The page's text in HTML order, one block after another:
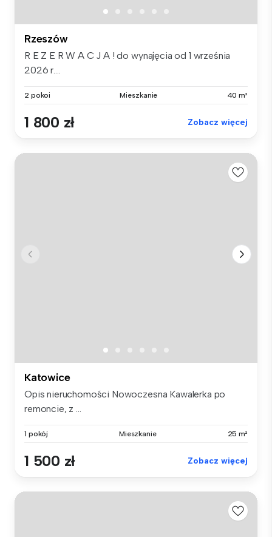
Rzeszów
R E Z E R W A C J A ! do wynajęcia od 1 września
2026 r....
2 pokoi Mieszkanie 40 m²
1 800 zł Zobacz więcej
Katowice
Opis nieruchomości Nowoczesna Kawalerka po
remoncie, z ...
1 pokój Mieszkanie 25 m²
1 500 zł Zobacz więcej